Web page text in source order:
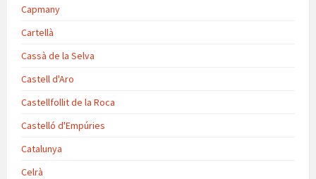
Capmany
Cartellà
Cassà de la Selva
Castell d'Aro
Castellfollit de la Roca
Castelló d'Empúries
Catalunya
Celrà